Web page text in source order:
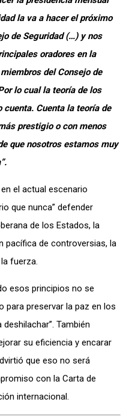
la va a hacer el próximo
de Seguridad (…) y nos
oradores en la
del Consejo de
lo cual la teoría de los
Cuenta la teoría de
prestigio o con menos
que nosotros estamos muy
el actual escenario
que nunca” defender
de los Estados, la
pacífica de controversias, la
fuerza.
esos principios no se
para preservar la paz en los
También
su eficiencia y encarar
que eso no será
con la Carta de
internacional.